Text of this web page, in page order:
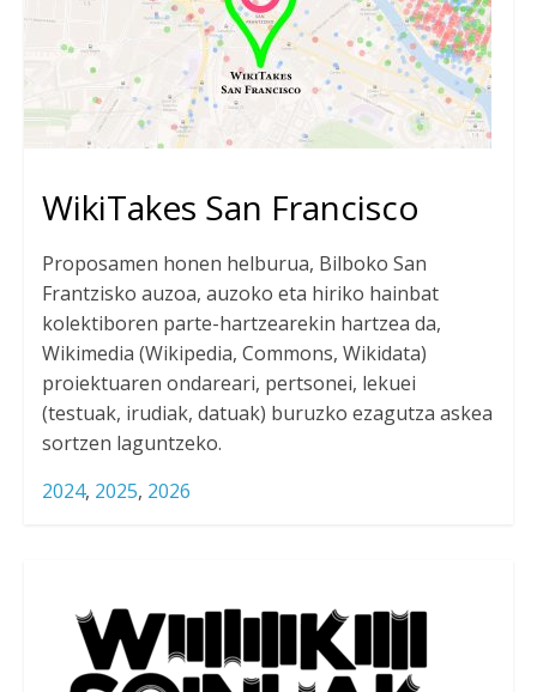
WikiTakes San Francisco
Proposamen honen helburua, Bilboko San
Frantzisko auzoa, auzoko eta hiriko hainbat
kolektiboren parte-hartzearekin hartzea da,
Wikimedia (Wikipedia, Commons, Wikidata)
proiektuaren ondareari, pertsonei, lekuei
(testuak, irudiak, datuak) buruzko ezagutza askea
sortzen laguntzeko.
2024, 2025, 2026